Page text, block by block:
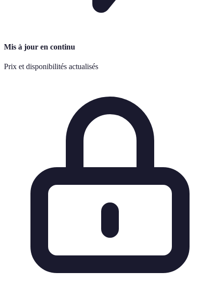
Mis à jour en continu
Prix et disponibilités actualisés